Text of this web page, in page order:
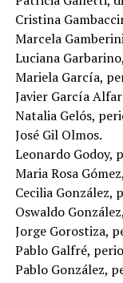
Cristina
Marcela
Luciana
Mariela García,
Javier García
Natalia Gelós,
José Gil Olmos.
Leonardo Godoy,
Maria Rosa
Cecilia González,
Oswaldo
Jorge Gorostiza,
Pablo Galfré,
Pablo González,